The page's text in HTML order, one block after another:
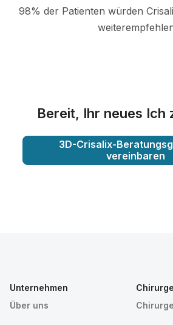
98% der Patienten würden
Bereit, Ihr neues Ich
3D-Crisalix-
vereinbaren
Unternehmen
Über uns